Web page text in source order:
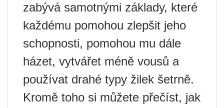
zabývá samotnými základy, které
každému pomohou zlepšit jeho
schopnosti, pomohou mu dále
házet, vytvářet méně vousů a
používat drahé typy žilek šetrně.
Kromě toho si můžete přečíst, jak